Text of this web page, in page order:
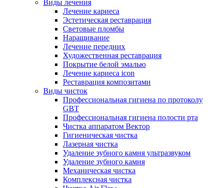
Виды лечения
Лечение кариеса
Эстетическая реставрация
Световые пломбы
Наращивание
Лечение передних
Художественная реставрация
Покрытие белой эмалью
Лечение кариеса icon
Реставрация композитами
Виды чисток
Профессиональная гигиена по протоколу
GBT
Профессиональная гигиена полости рта
Чистка аппаратом Вектор
Гигиеническая чистка
Лазерная чистка
Удаление зубного камня ультразвуком
Удаление зубного камня
Механическая чистка
Комплексная чистка